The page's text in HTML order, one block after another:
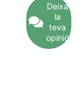
Deixa
la
teva
opinió